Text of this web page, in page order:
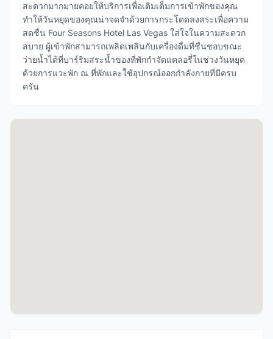
สะดวกมากมายคอยให้บริการเพื่อเติมเต็มการเข้าพักของคุณ
ทำให้วันหยุดของคุณน่าจดจำด้วยการกระโดดลงสระเพื่อความ
สดชื่น Four Seasons Hotel Las Vegas ใส่ใจในความสะดวก
สบาย ผู้เข้าพักสามารถเพลิดเพลินกับเครื่องดื่มที่ชื่นชอบขณะ
ว่ายน้ำได้ที่บาร์ริมสระน้ำของที่พักกำจัดแคลอรี่ในช่วงวันหยุด
ด้วยการแวะพัก ณ ที่พักและใช้อุปกรณ์ออกกำลังกายที่มีครบ
ครัน